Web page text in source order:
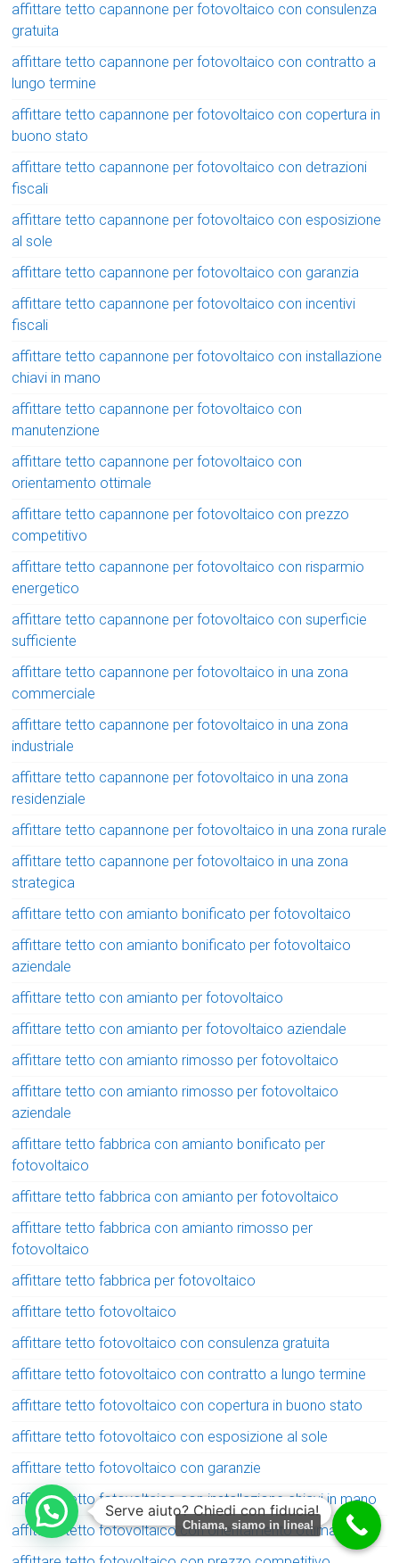
affittare tetto capannone per fotovoltaico con consulenza
gratuita
affittare tetto capannone per fotovoltaico con contratto a
lungo termine
affittare tetto capannone per fotovoltaico con copertura in
buono stato
affittare tetto capannone per fotovoltaico con detrazioni
fiscali
affittare tetto capannone per fotovoltaico con esposizione
al sole
affittare tetto capannone per fotovoltaico con garanzia
affittare tetto capannone per fotovoltaico con incentivi
fiscali
affittare tetto capannone per fotovoltaico con installazione
chiavi in mano
affittare tetto capannone per fotovoltaico con
manutenzione
affittare tetto capannone per fotovoltaico con
orientamento ottimale
affittare tetto capannone per fotovoltaico con prezzo
competitivo
affittare tetto capannone per fotovoltaico con risparmio
energetico
affittare tetto capannone per fotovoltaico con superficie
sufficiente
affittare tetto capannone per fotovoltaico in una zona
commerciale
affittare tetto capannone per fotovoltaico in una zona
industriale
affittare tetto capannone per fotovoltaico in una zona
residenziale
affittare tetto capannone per fotovoltaico in una zona rurale
affittare tetto capannone per fotovoltaico in una zona
strategica
affittare tetto con amianto bonificato per fotovoltaico
affittare tetto con amianto bonificato per fotovoltaico
aziendale
affittare tetto con amianto per fotovoltaico
affittare tetto con amianto per fotovoltaico aziendale
affittare tetto con amianto rimosso per fotovoltaico
affittare tetto con amianto rimosso per fotovoltaico
aziendale
affittare tetto fabbrica con amianto bonificato per
fotovoltaico
affittare tetto fabbrica con amianto per fotovoltaico
affittare tetto fabbrica con amianto rimosso per
fotovoltaico
affittare tetto fabbrica per fotovoltaico
affittare tetto fotovoltaico
affittare tetto fotovoltaico con consulenza gratuita
affittare tetto fotovoltaico con contratto a lungo termine
affittare tetto fotovoltaico con copertura in buono stato
affittare tetto fotovoltaico con esposizione al sole
affittare tetto fotovoltaico con garanzie
affittare tetto fotovoltaico con installazione chiavi in mano
affittare tetto fotovoltaico con orientamento ottimale
Serve aiuto? Chiedi con fiducia!
Chiama, siamo in linea!